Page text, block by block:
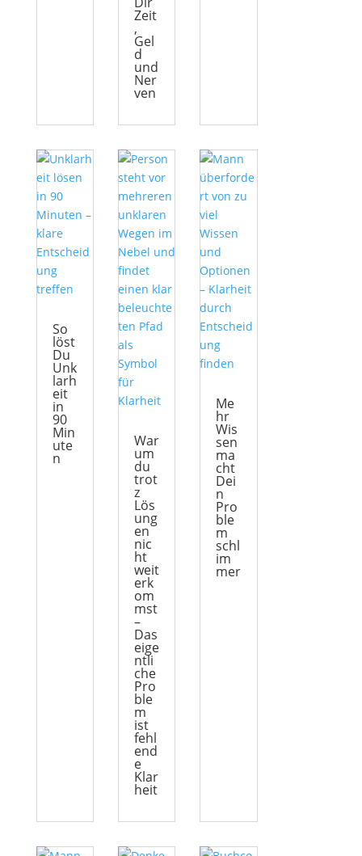
Zeit
,
Gel
d
und
Ner
ven
So
löst
Du
Unk
larh
eit
in
90
Min
ute
n
War
um
du
trot
z
Lös
ung
en
nic
ht
weit
erk
om
mst
–
Das
eige
ntli
che
Pro
ble
m
ist
fehl
end
e
Klar
heit
Me
hr
Wis
sen
ma
cht
Dei
n
Pro
ble
m
schl
im
mer